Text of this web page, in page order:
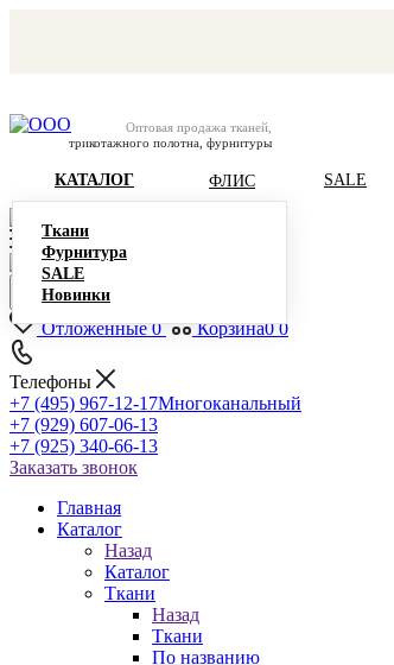
Оптовая продажа тканей,
трикотажного полотна, фурнитуры
КАТАЛОГ
Ткани
Фурнитура
SALE
Новинки
ФЛИС SALE
Отложенные 0 Корзина0 0
Телефоны
+7 (495) 967-12-17Многоканальный
+7 (929) 607-06-13
+7 (925) 340-66-13
Заказать звонок
Главная
Каталог
Назад
Каталог
Ткани
Назад
Ткани
По названию